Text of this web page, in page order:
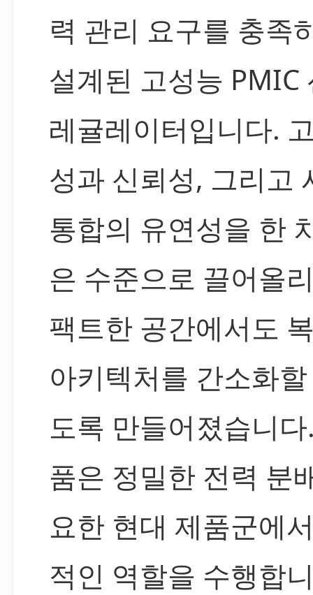
력 관리 요구를 충족
설계된 고성능 PMIC
레귤레이터입니다.
성과 신뢰성, 그리고
통합의 유연성을 한
은 수준으로 끌어올
팩트한 공간에서도
아키텍처를 간소화
도록 만들어졌습니
품은 정밀한 전력 분
요한 현대 제품군에
적인 역할을 수행합